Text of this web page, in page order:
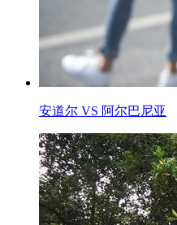
安道尔 VS 阿尔巴尼亚